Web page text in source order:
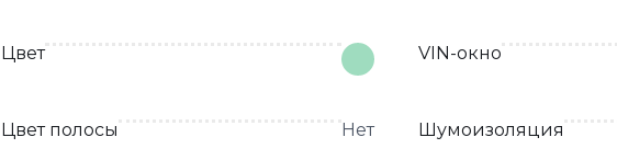
Цвет VIN-окно
Цвет полосы Нет Шумоизоляция